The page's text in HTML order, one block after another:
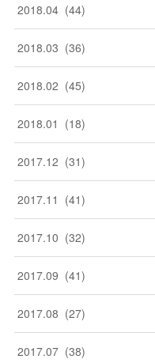
2018.04 (44)
2018.03 (36)
2018.02 (45)
2018.01 (18)
2017.12 (31)
2017.11 (41)
2017.10 (32)
2017.09 (41)
2017.08 (27)
2017.07 (38)